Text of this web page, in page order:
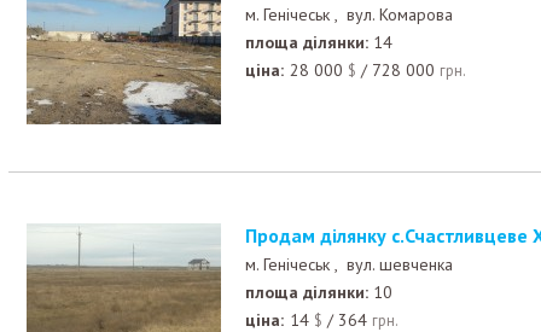
м. Генічеськ , вул. Комарова
площа ділянки: 14
ціна: 28 000 $ / 728 000 грн.
Продам ділянку с.Счастливцеве
м. Генічеськ , вул. шевченка
площа ділянки: 10
ціна: 14 $ / 364 грн.